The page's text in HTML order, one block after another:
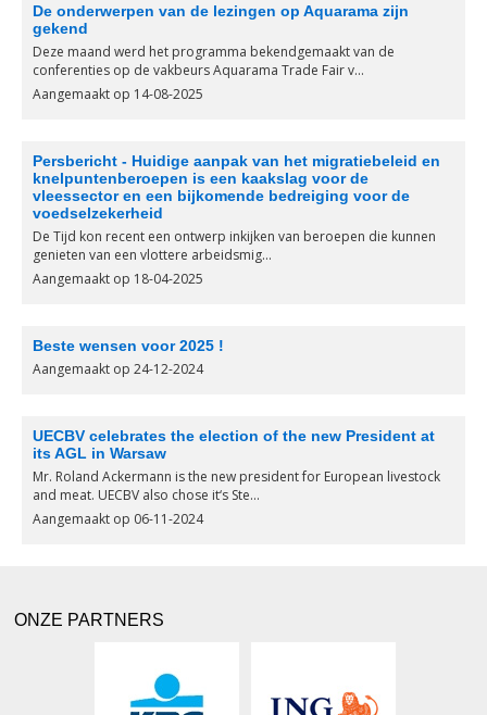
De onderwerpen van de lezingen op Aquarama zijn
gekend
Deze maand werd het programma bekendgemaakt van de
conferenties op de vakbeurs Aquarama Trade Fair v...
Aangemaakt op 14-08-2025
Persbericht - Huidige aanpak van het migratiebeleid en
knelpuntenberoepen is een kaakslag voor de
vleessector en een bijkomende bedreiging voor de
voedselzekerheid
De Tijd kon recent een ontwerp inkijken van beroepen die kunnen
genieten van een vlottere arbeidsmig...
Aangemaakt op 18-04-2025
Beste wensen voor 2025 !
Aangemaakt op 24-12-2024
UECBV celebrates the election of the new President at
its AGL in Warsaw
Mr. Roland Ackermann is the new president for European livestock
and meat. UECBV also chose it‘s Ste...
Aangemaakt op 06-11-2024
ONZE PARTNERS